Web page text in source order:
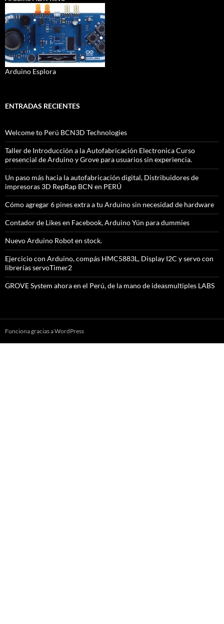
Arduino Esplora
ENTRADAS RECIENTES
Welcome to Perú BCN3D Technologies
Taller de Introducción a la Autofabricación Electronica Curso
presencial de Arduino y Grove para usuarios sin experiencia.
Un paso más hacia la autofabricación digital, Distribuidores de
impresoras 3D RepRap BCN en PERÚ
Cómo agregar 6 pines extra a tu Arduino sin necesidad de hardware
Contador de Likes en Facebook, Arduino Yún para dummies
Nuevo Arduino Robot en stock.
Ejercicio con Arduino, compás HMC5883L, Display I2C y servo con
librerías servoTimer2
GROVE System ahora en el Perú, de la mano de ideasmultiples LABS
Funciona gracias a WordPress